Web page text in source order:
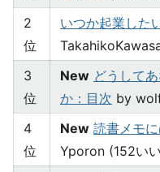
2
位
いつか起業した
3
位
New どうして
か：目次 by
4
位
New 読書メモ
Yporon (152い